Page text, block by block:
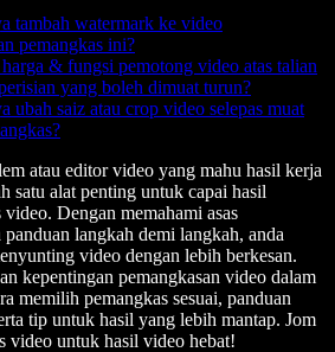
tambah watermark ke video
pemangkas ini?
& fungsi pemotong video atas talian
yang boleh dimuat turun?
ubah saiz atau crop video selepas muat
atau editor video yang mahu hasil kerja
satu alat penting untuk capai hasil
Dengan memahami asas
panduan langkah demi langkah, anda
video dengan lebih berkesan.
kepentingan pemangkasan video dalam
memilih pemangkas sesuai, panduan
tip untuk hasil yang lebih mantap. Jom
video untuk hasil video hebat!